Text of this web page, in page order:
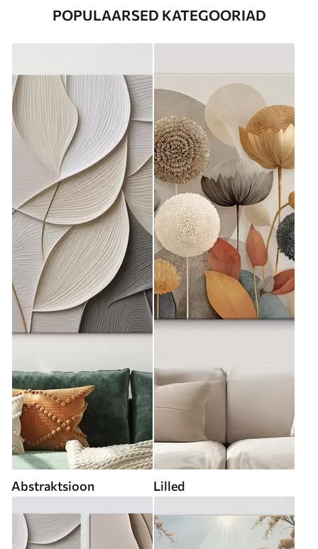
POPULAARSED KATEGOORIAD
Abstraktsioon Lilled